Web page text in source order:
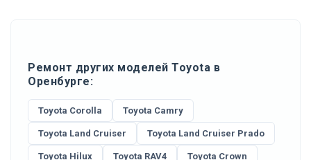
Ремонт других моделей Toyota в
Оренбурге:
Toyota Corolla Toyota Camry
Toyota Land Cruiser Toyota Land Cruiser Prado
Toyota Hilux Toyota RAV4 Toyota Crown